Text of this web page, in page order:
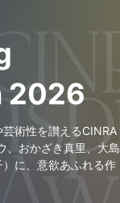
2026
術性を讃えるCINRA
、おかざき真里、大島
に、意欲あふれる作